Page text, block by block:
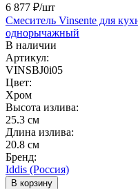
6 877 ₽/шт
Смеситель Vinsente для
однорычажный
В наличии
Артикул:
VINSBJ0i05
Цвет:
Хром
Высота излива:
25.3 см
Длина излива:
20.8 см
Бренд:
Iddis (Россия)
В корзину